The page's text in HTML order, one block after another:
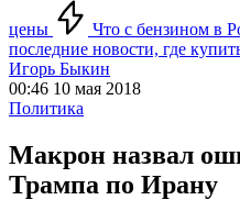
цены
Что с бензином в
последние новости, где
Игорь Быкин
00:46 10 мая 2018
Политика
Макрон назвал
Трампа по Ирану